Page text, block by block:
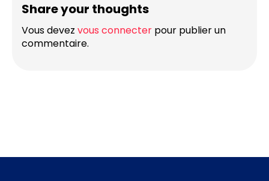
Share your thoughts
Vous devez vous connecter pour publier un
commentaire.